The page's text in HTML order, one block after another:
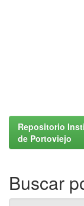
Repositorio
de Portoviejo
Buscar